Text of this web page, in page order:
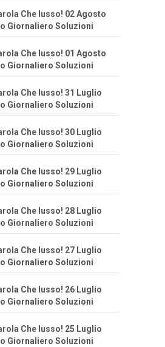
Che lusso! 02 Agosto
Giornaliero Soluzioni
Che lusso! 01 Agosto
Giornaliero Soluzioni
Che lusso! 31 Luglio
Giornaliero Soluzioni
Che lusso! 30 Luglio
Giornaliero Soluzioni
Che lusso! 29 Luglio
Giornaliero Soluzioni
Che lusso! 28 Luglio
Giornaliero Soluzioni
Che lusso! 27 Luglio
Giornaliero Soluzioni
Che lusso! 26 Luglio
Giornaliero Soluzioni
Che lusso! 25 Luglio
Giornaliero Soluzioni